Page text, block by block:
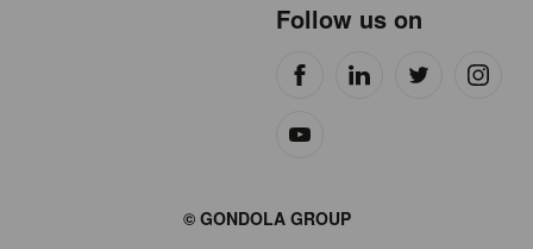
Follow us on
© GONDOLA GROUP